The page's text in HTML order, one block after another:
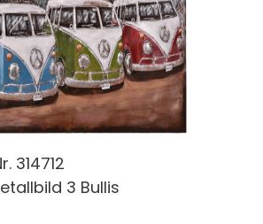
314712
3 Bullis